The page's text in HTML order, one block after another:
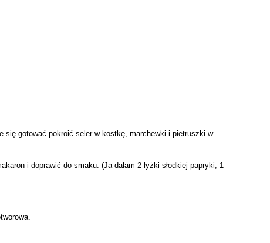
się gotować pokroić seler w kostkę, marchewki i pietruszki w
i doprawić do smaku. (Ja dałam 2 łyżki słodkiej papryki, 1